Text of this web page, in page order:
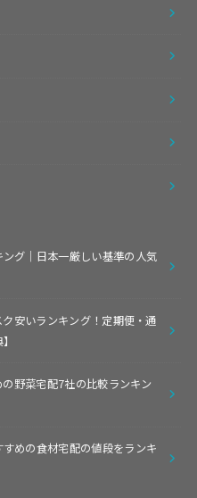
グ｜日本一厳しい基準の人気
安いランキング！定期便・通
野菜宅配7社の比較ランキン
めの食材宅配の値段をランキ